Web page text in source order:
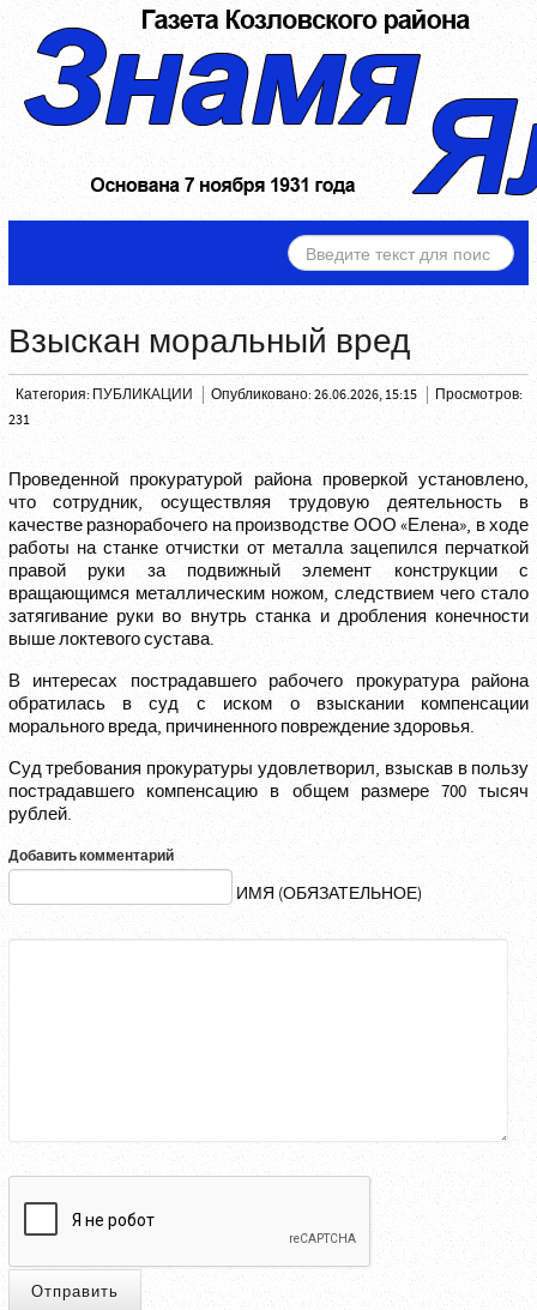
ИСКАТЬ...
Взыскан моральный вред
Категория: ПУБЛИКАЦИИ Опубликовано: 26.06.2026, 15:15
Просмотров:
231
Проведенной прокуратурой района проверкой установлено,
что сотрудник, осуществляя трудовую деятельность в
качестве разнорабочего на производстве ООО «Елена», в ходе
работы на станке отчистки от металла зацепился перчаткой
правой руки за подвижный элемент конструкции с
вращающимся металлическим ножом, следствием чего стало
затягивание руки во внутрь станка и дробления конечности
выше локтевого сустава.
В интересах пострадавшего рабочего прокуратура района
обратилась в суд с иском о взыскании компенсации
морального вреда, причиненного повреждение здоровья.
Суд требования прокуратуры удовлетворил, взыскав в пользу
пострадавшего компенсацию в общем размере 700 тысяч
рублей.
Добавить комментарий
ИМЯ (ОБЯЗАТЕЛЬНОЕ)
Отправить